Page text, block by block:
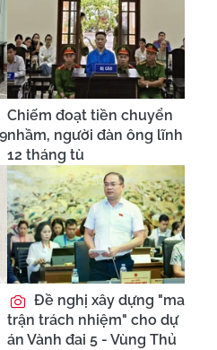
Chiếm đoạt tiền chuyển
nhầm, người đàn ông lĩnh
12 tháng tù
Đề nghị xây dựng "ma
trận trách nhiệm" cho dự
án Vành đai 5 - Vùng Thủ